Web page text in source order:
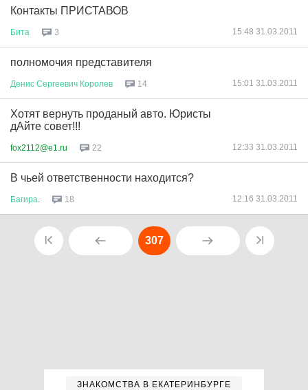
Контакты ПРИСТАВОВ
Бита 3 15:48 31.03.2011
полномочия представителя
Денис Сергеевич Королев 14 15:01 31.03.2011
Хотят вернуть проданый авто. Юристы
дАйте совет!!!
fox2112@e1.ru 22 12:33 31.03.2011
В чьей ответственности находится?
Багира 18 12:16 31.03.2011
307
ЗНАКОМСТВА В ЕКАТЕРИНБУРГЕ